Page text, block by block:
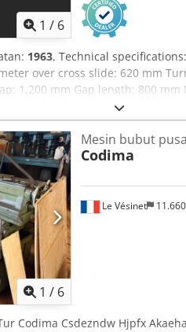
1 / 6
1963, Technical
over cross slide: 620 mm
1,200 mm Gap length: 800
(LxWxH): 7.5 x 1.5 x 1.7 m
1 / 6
Le Vésinet
Mesin bubut
Codima
Codima Csdezndw Hjpfx Akaeha